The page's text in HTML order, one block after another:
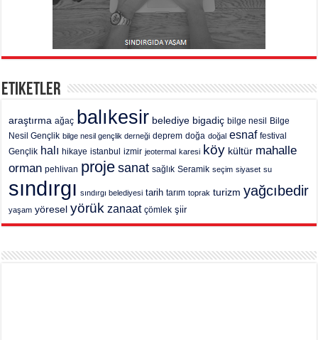
Etiketler
araştırma ağaç balıkesir belediye bigadiç bilge nesil
Bilge
Nesil Gençlik bilge nesil gençlik derneği deprem doğa doğal esnaf festival
Gençlik halı hikaye istanbul izmir jeotermal karesi köy kültür mahalle
orman pehlivan proje sanat sağlık Seramik seçim siyaset su
sındırgı sındırgı belediyesi tarih tarım toprak turizm yağcıbedir
yaşam yöresel yörük zanaat çömlek şiir